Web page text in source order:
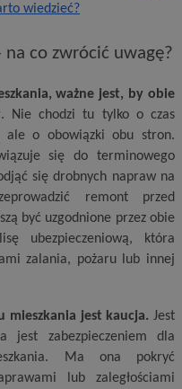
wiedzieć?
co zwrócić uwagę?
ważne jest, by obie
. Nie chodzi tu tylko o czas
ale o obowiązki obu stron.
się do terminowego
się drobnych napraw na
remont przed
być uzgodnione przez obie
ubezpieczeniową, która
zalania, pożaru lub innej
mieszkania jest kaucja. Jest
jest zabezpieczeniem dla
Ma ona pokryć
lub zaległościami